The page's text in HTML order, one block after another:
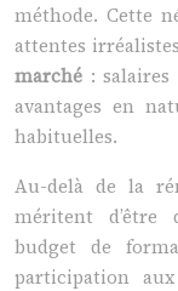
méthode. Cette
attentes
marché :
avantages en
habituelles.
Au-delà de la
méritent d’être
budget de
participation